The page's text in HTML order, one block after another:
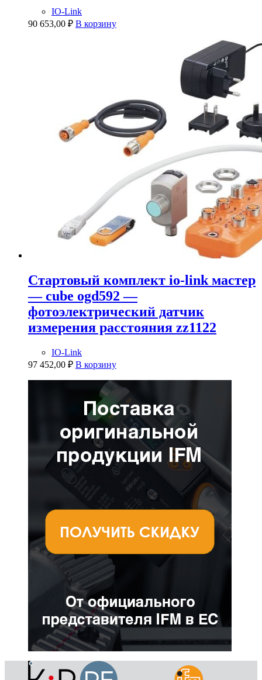
IO-Link
90 653,00 ₽ В корзину
Стартовый комплект io-link мастер
— cube ogd592 —
фотоэлектрический датчик
измерения расстояния zz1122
IO-Link
97 452,00 ₽ В корзину